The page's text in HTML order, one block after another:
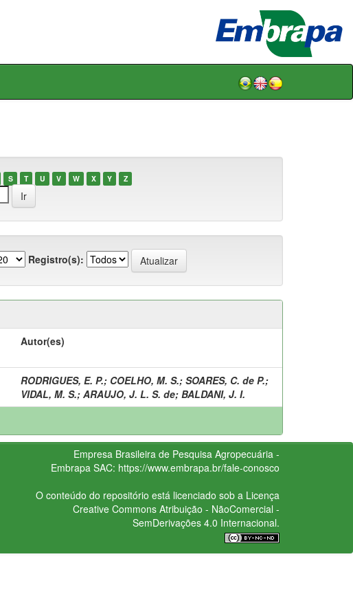
S T U V W X Y Z
Registro(s):
Autor(es)
RODRIGUES, E. P.; COELHO, M. S.; SOARES, C. de P.;
VIDAL, M. S.; ARAUJO, J. L. S. de; BALDANI, J. I.
Empresa Brasileira de Pesquisa Agropecuária -
Embrapa SAC: https://www.embrapa.br/fale-conosco
O conteúdo do repositório está licenciado sob a Licença
Creative CommonsAtribuição - NãoComercial -
SemDerivações 4.0 Internacional.